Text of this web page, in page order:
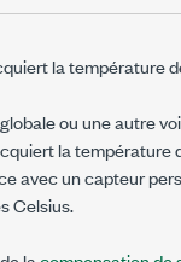
la température
ou une autre
la
avec un capteur
Celsius.